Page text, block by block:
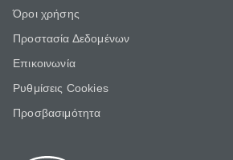
Όροι χρήσης
Προστασία Δεδομένων
Επικοινωνία
Ρυθμίσεις Cookies
Προσβασιμότητα